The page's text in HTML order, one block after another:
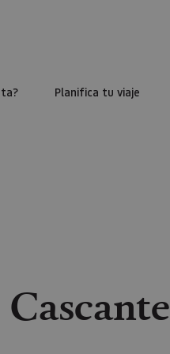
Planifica tu viaje